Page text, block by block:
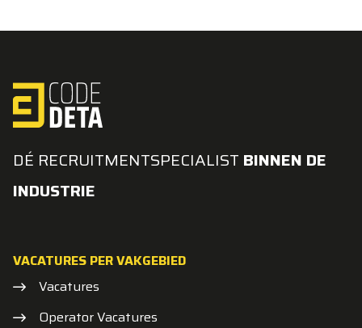
DÉ RECRUITMENTSPECIALIST BINNEN DE
INDUSTRIE
VACATURES PER VAKGEBIED
Vacatures
Operator Vacatures